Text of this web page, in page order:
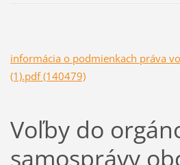
informácia o podmienkach práva
(1).pdf (140479)
Voľby do
samosprávy